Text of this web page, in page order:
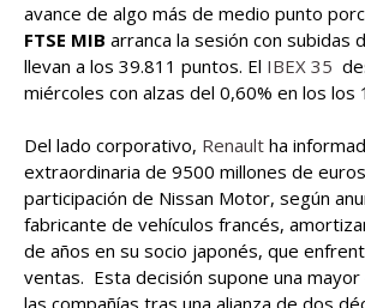
avance de algo más de medio punto
FTSE MIB arranca la sesión con subidas
llevan a los 39.811 puntos. El IBEX 35
miércoles con alzas del 0,60% en los los
Del lado corporativo, Renault ha
extraordinaria de 9500 millones de
participación de Nissan Motor, según
fabricante de vehículos francés,
de años en su socio japonés, que
ventas. Esta decisión supone una
las compañías tras una alianza de dos